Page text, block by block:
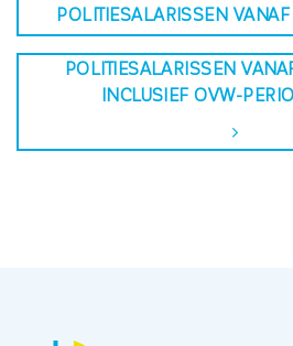
POLITIESALARISSEN
POLITIESALARISSEN
INCLUSIEF OVW-